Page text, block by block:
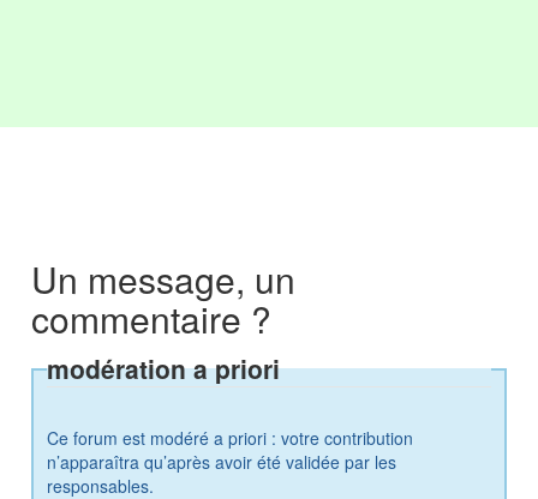
Un message, un
commentaire ?
modération a priori
Ce forum est modéré a priori : votre contribution
n’apparaîtra qu’après avoir été validée par les
responsables.